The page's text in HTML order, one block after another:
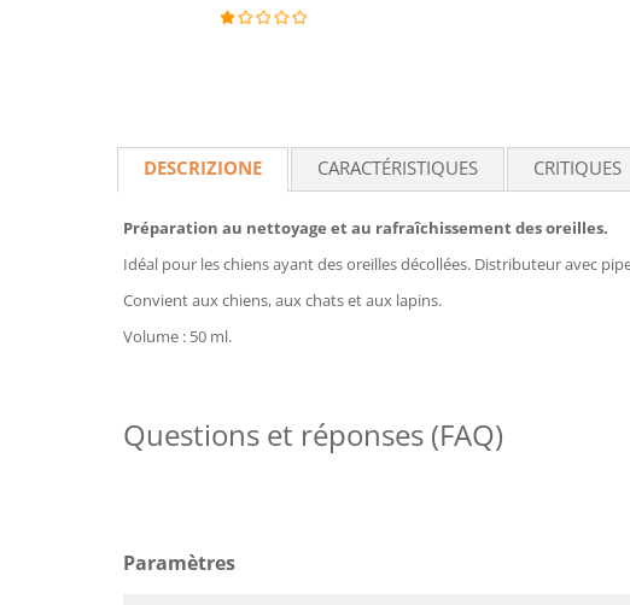
DESCRIZIONE CARACTÉRISTIQUES CRITIQUES
Préparation au nettoyage et au rafraîchissement des oreilles.
Idéal pour les chiens ayant des oreilles décollées. Distributeur avec
Convient aux chiens, aux chats et aux lapins.
Volume : 50 ml.
Questions et réponses (FAQ)
Paramètres